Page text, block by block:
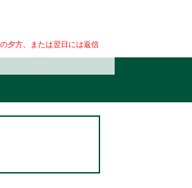
夕方、または翌日には返信